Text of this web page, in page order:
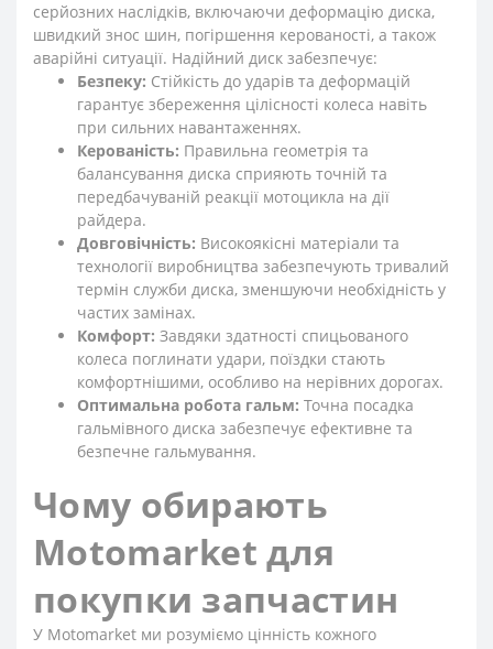
серйозних наслідків, включаючи деформацію диска,
швидкий знос шин, погіршення керованості, а також
аварійні ситуації. Надійний диск забезпечує:
Безпеку: Стійкість до ударів та деформацій
гарантує збереження цілісності колеса навіть
при сильних навантаженнях.
Керованість: Правильна геометрія та
балансування диска сприяють точній та
передбачуваній реакції мотоцикла на дії
райдера.
Довговічність: Високоякісні матеріали та
технології виробництва забезпечують тривалий
термін служби диска, зменшуючи необхідність у
частих замінах.
Комфорт: Завдяки здатності спицьованого
колеса поглинати удари, поїздки стають
комфортнішими, особливо на нерівних дорогах.
Оптимальна робота гальм: Точна посадка
гальмівного диска забезпечує ефективне та
безпечне гальмування.
Чому обирають
Motomarket для
покупки запчастин
У Motomarket ми розуміємо цінність кожного